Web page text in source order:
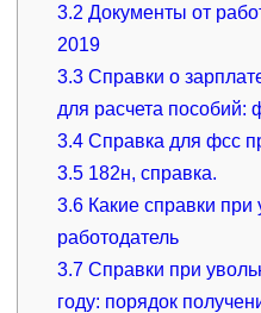
3.2 Документы от
2019
3.3 Справки о
для расчета пособий:
3.4 Справка для фсс
3.5 182н, справка.
3.6 Какие справки
работодатель
3.7 Справки при
году: порядок